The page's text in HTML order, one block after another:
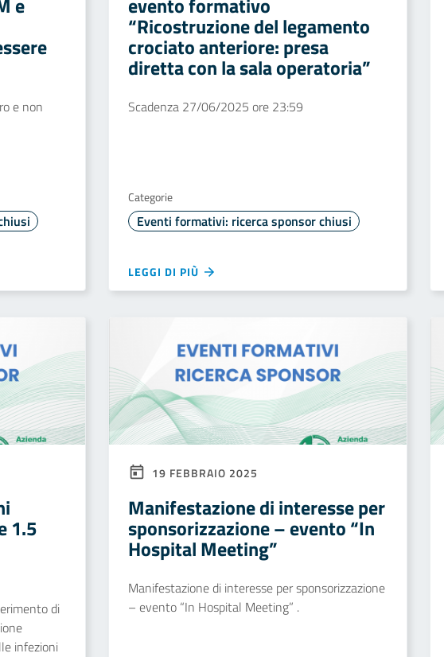
e non
“Ricostruzione del legamento
crociato anteriore: presa
diretta con la sala operatoria”
Scadenza 27/06/2025 ore 23:59
Categorie
Eventi formativi: ricerca sponsor chiusi
LEGGI DI PIÙ
1.5
di
infezioni
19 FEBBRAIO 2025
Manifestazione di interesse per
sponsorizzazione – evento “In
Hospital Meeting”
Manifestazione di interesse per sponsorizzazione
– evento “In Hospital Meeting” .